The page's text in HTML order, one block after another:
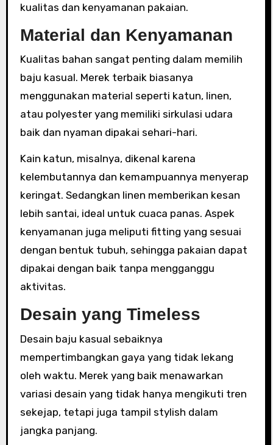
kualitas dan kenyamanan pakaian.
Material dan Kenyamanan
Kualitas bahan sangat penting dalam memilih
baju kasual. Merek terbaik biasanya
menggunakan material seperti katun, linen,
atau polyester yang memiliki sirkulasi udara
baik dan nyaman dipakai sehari-hari.
Kain katun, misalnya, dikenal karena
kelembutannya dan kemampuannya menyerap
keringat. Sedangkan linen memberikan kesan
lebih santai, ideal untuk cuaca panas. Aspek
kenyamanan juga meliputi fitting yang sesuai
dengan bentuk tubuh, sehingga pakaian dapat
dipakai dengan baik tanpa mengganggu
aktivitas.
Desain yang Timeless
Desain baju kasual sebaiknya
mempertimbangkan gaya yang tidak lekang
oleh waktu. Merek yang baik menawarkan
variasi desain yang tidak hanya mengikuti tren
sekejap, tetapi juga tampil stylish dalam
jangka panjang.